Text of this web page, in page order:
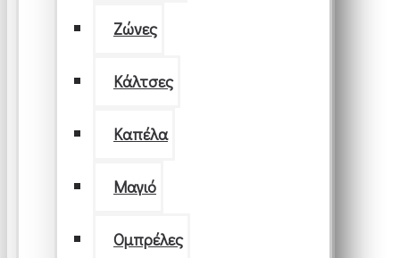
Ζώνες
Κάλτσες
Καπέλα
Μαγιό
Ομπρέλες